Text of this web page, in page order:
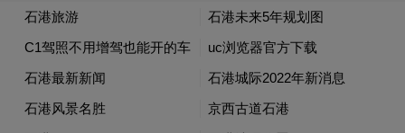
当推介会在浓郁的文化氛围中拉开帷幕，来